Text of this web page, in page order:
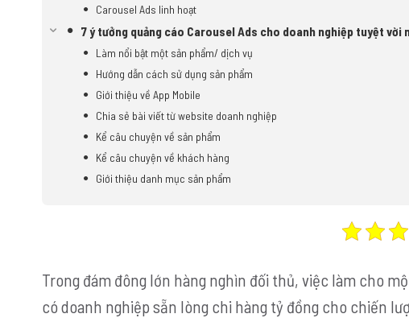
Carousel Ads linh hoạt
7 ý tưởng quảng cáo Carousel Ads cho doanh nghiệp tuyệt vời
Làm nổi bật một sản phẩm/ dịch vụ
Hướng dẫn cách sử dụng sản phẩm
Giới thiệu về App Mobile
Chia sẻ bài viết từ website doanh nghiệp
Kể câu chuyện về sản phẩm
Kể câu chuyện về khách hàng
Giới thiệu danh mục sản phẩm
Trong đám đông lớn hàng nghìn đối thủ, việc làm cho
có doanh nghiệp sẵn lòng chi hàng tỷ đồng cho chiến